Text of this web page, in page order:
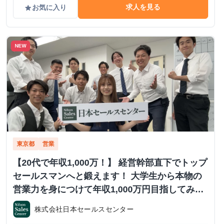
gradeお気に入り 求人を見る
NEW
東京都 営業
【20代で年収1,000万！】 経営幹部直下でトップ
セールスマンへと鍛えます！ 大学生から本物の
営業力を身につけて年収1,000万円目指してみま
せんか？ ※当社直結内定あり #学歴不問 #未経験
可 #1.2年生可 - 株式会社日本セールスセンター
株式会社日本セールスセンター